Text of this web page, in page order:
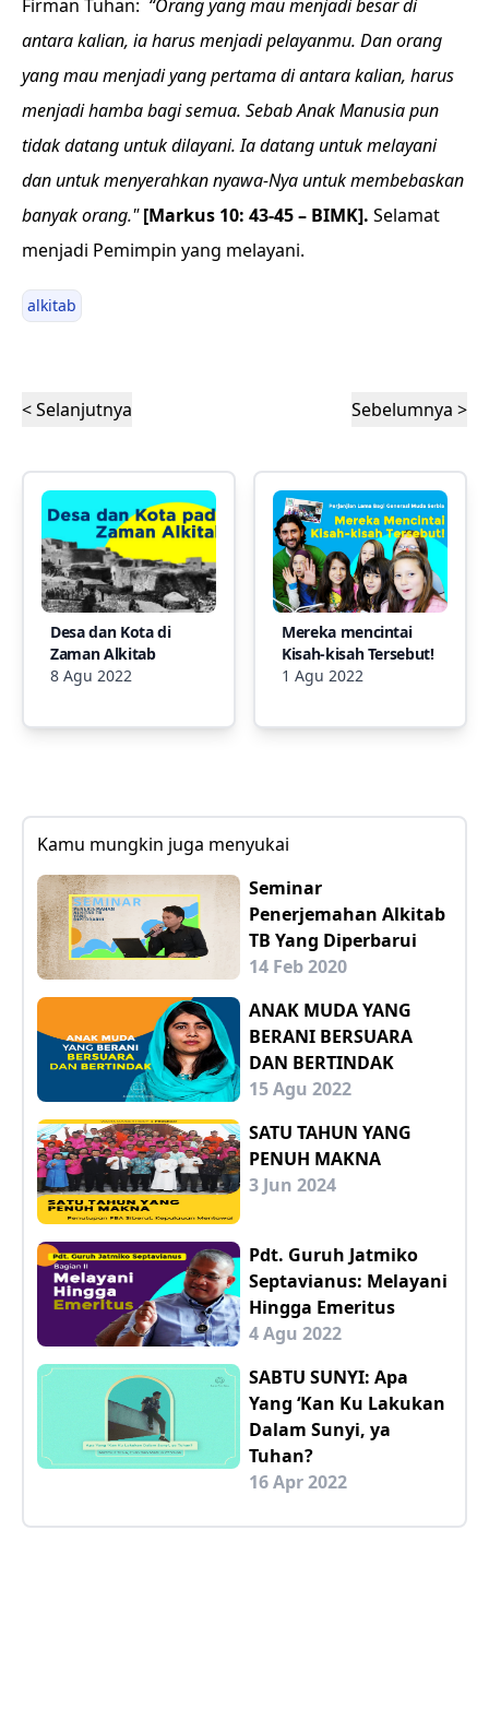
Firman Tuhan: “Orang yang mau menjadi besar di
antara kalian, ia harus menjadi pelayanmu. Dan orang
yang mau menjadi yang pertama di antara kalian, harus
menjadi hamba bagi semua. Sebab Anak Manusia pun
tidak datang untuk dilayani. Ia datang untuk melayani
dan untuk menyerahkan nyawa-Nya untuk membebaskan
banyak orang." [Markus 10: 43-45 – BIMK]. Selamat
menjadi Pemimpin yang melayani.
alkitab
< Selanjutnya Sebelumnya >
Desa dan Kota di
Zaman Alkitab
8 Agu 2022
Mereka mencintai
Kisah-kisah Tersebut!
1 Agu 2022
Kamu mungkin juga menyukai
Seminar
Penerjemahan Alkitab
TB Yang Diperbarui
14 Feb 2020
ANAK MUDA YANG
BERANI BERSUARA
DAN BERTINDAK
15 Agu 2022
SATU TAHUN YANG
PENUH MAKNA
3 Jun 2024
Pdt. Guruh Jatmiko
Septavianus: Melayani
Hingga Emeritus
4 Agu 2022
SABTU SUNYI: Apa
Yang ‘Kan Ku Lakukan
Dalam Sunyi, ya
Tuhan?
16 Apr 2022